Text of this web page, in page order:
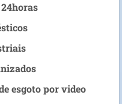
esgoto por video